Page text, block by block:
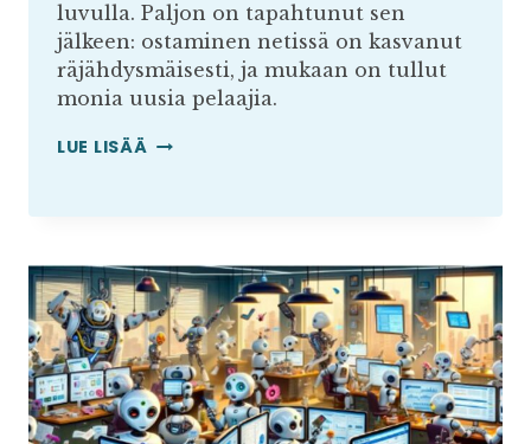
luvulla. Paljon on tapahtunut sen
jälkeen: ostaminen netissä on kasvanut
räjähdysmäisesti, ja mukaan on tullut
monia uusia pelaajia.
LUE LISÄÄ VERKKOKAUPPAMARKKINAA